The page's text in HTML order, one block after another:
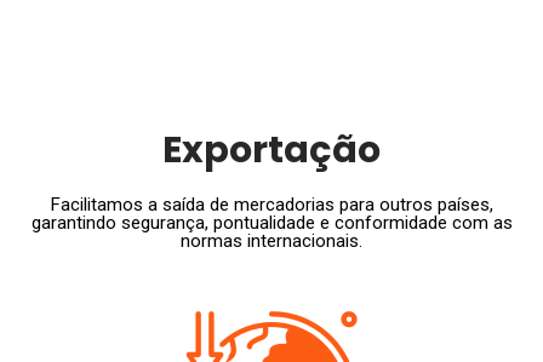
Exportação
Facilitamos a saída de mercadorias para outros países,
garantindo segurança, pontualidade e conformidade com as
normas internacionais.